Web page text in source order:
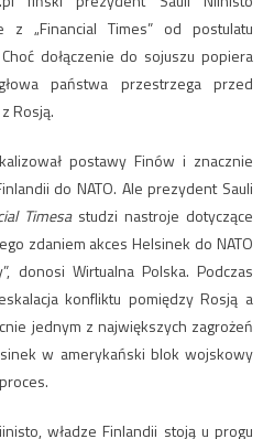
„Financial Times” od postulatu
dołączenie do sojuszu popiera
państwa przestrzega przed
Rosją.
postawy Finów i znacznie
do NATO. Ale prezydent Sauli
Timesastudzi nastroje dotyczące
zdaniem akces Helsinek do NATO
donosi Wirtualna Polska. Podczas
konfliktu pomiędzy Rosją a
jednym z największych zagrożeń
w amerykański blok wojskowy
władze Finlandii stoją u progu